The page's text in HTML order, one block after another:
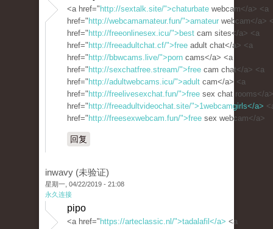
<a href=" http://sextalk.site/">chaturbate webcam</a> <a
href=" http://webcamamateur.fun/">amateur webcam</a>
href=" http://freeonlinesex.icu/">best cam sites</a> <a
href=" http://freeadultchat.cf/">free adult chat</a> <a
href=" http://bbwcams.live/">porn cams</a> <a
href=" http://sexchatfree.stream/">free cam chat</a> <a
href=" http://adultwebcams.icu/">adult cam</a> <a
href=" http://freelivesexchat.fun/">free sex chat rooms</
href=" http://freeadultvideochat.site/">1webcamgirls</a>
href=" http://freesexwebcam.fun/">free sex webcam</a>
回复
inwavy (未验证)
星期一, 04/22/2019 - 21:08
永久连接
pipo
<a href=" https://arteclassic.nl/">tadalafil</a> <a